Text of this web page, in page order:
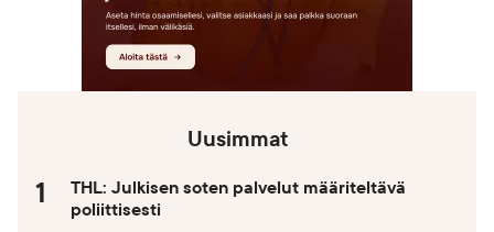
Uusimmat
THL: Julkisen soten palvelut määriteltävä
poliittisesti